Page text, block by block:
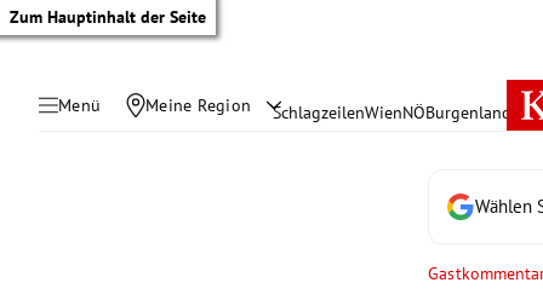
Zum Hauptinhalt der Seite
Menü Meine Region SchlagzeilenWienNÖBurgenland
Wählen